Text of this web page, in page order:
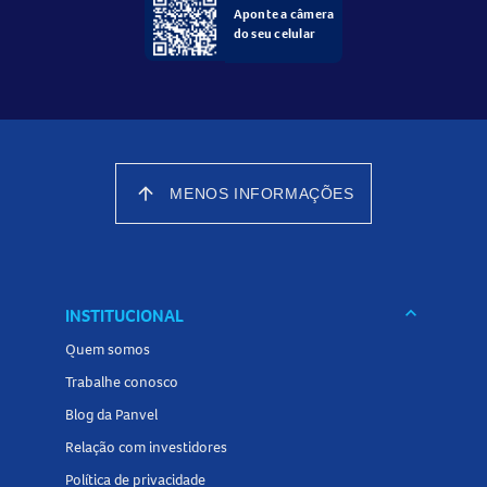
Aponte a câmera
do seu celular
arrow_upward MENOS INFORMAÇÕES
INSTITUCIONAL keyboard_arrow_down
Quem somos
Trabalhe conosco
Blog da Panvel
Relação com investidores
Política de privacidade